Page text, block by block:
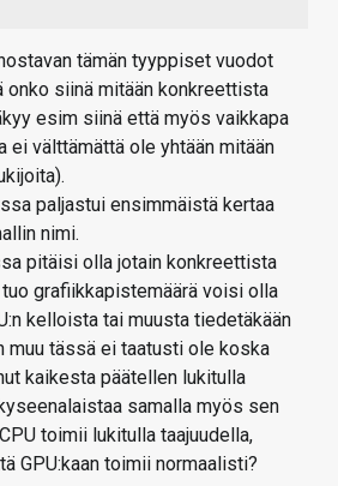
tämän tyyppiset vuodot
onko siinä mitään konkreettista
esim siinä että myös vaikkapa
ei välttämättä ole yhtään mitään
paljastui ensimmäistä kertaa
nimi.
pitäisi olla jotain konkreettista
grafiikkapistemäärä voisi olla
kelloista tai muusta tiedetäkään
muu tässä ei taatusti ole koska
kaikesta päätellen lukitulla
samalla myös sen
toimii lukitulla taajuudella,
GPU:kaan toimii normaalisti?